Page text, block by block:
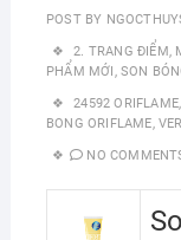
POST BY
2. TRANG ĐIỂM,
PHẨM MỚI, SON
24592 ORIFLAME
BONG ORIFLAME,
NO